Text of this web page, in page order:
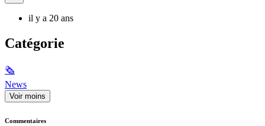
il y a 20 ans
Catégorie
🗞
News
Voir moins
Commentaires